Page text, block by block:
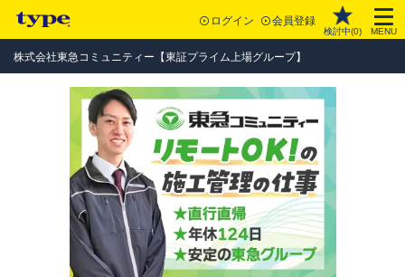
ログイン 会員登録
検討中(0) MENU
株式会社東急コミュニティー【東証プライム上場グループ】